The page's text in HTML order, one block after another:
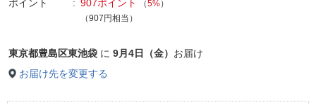
ポイント 907ポイント （5%）
（907円相当）
東京都豊島区東池袋 に 9月4日（金） お届け
お届け先を変更する